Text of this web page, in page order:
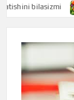
bilasizmi